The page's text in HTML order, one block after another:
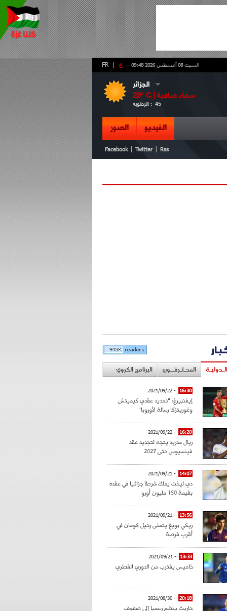
- ع FR السبت 08 أغسطس 2026 09:48
الجزائر
29° C | سماء صافية
الرطوبة : 45
الفيديو الصور
Facebook Twitter Rss
المحـتـرفــون البرنامج الكروي
16:30
- 2021/09/22
إيفنبيرغ: "تمديد عقدي كيميتش
وغوريتزكا رسالة لأوروبا"
16:20
- 2021/09/22
ريال مدريد يتجه لتجديد عقد
فينسيوس حتى 2027
14:07
- 2021/09/21
دي ليخت يملك شرطا جزائيا في عقده
بقيمة 150 مليون أورو
13:56
- 2021/09/21
ريكي بويغ يتمنى رحيل كومان في
أقرب فرصة
13:33
- 2021/09/21
خاميس يقترب من الدوري القطري
20:18
- 2021/08/30
حاريث ينضم رسميا إلى صفوف